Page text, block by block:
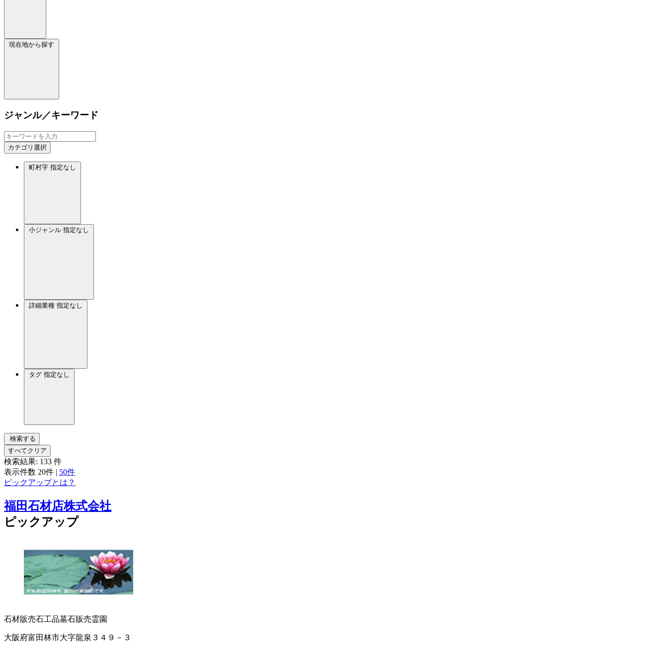
現在地から探す
ジャンル／キーワード
カテゴリ選択
町村字 指定なし
小ジャンル 指定なし
詳細業種 指定なし
タグ 指定なし
検索する
すべてクリア
検索結果: 133 件
表示件数 20件 | 50件
ピックアップとは？
福田石材店株式会社
ピックアップ
石材販売石工品墓石販売霊園
大阪府富田林市大字龍泉３４９－３